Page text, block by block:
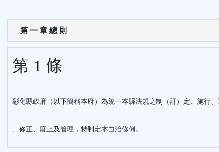
能
按
鈕
第 一 章 總 則
第 1 條
彰化縣政府（以下簡稱本府）為統一本縣法規之制（訂）定、施行、
、修正、廢止及管理，特制定本自治條例。